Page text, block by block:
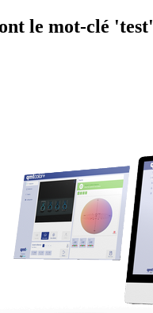
le mot-clé 'test'